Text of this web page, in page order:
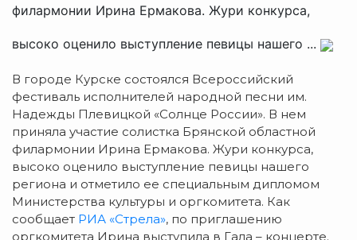
филармонии Ирина Ермакова. Жури конкурса,
высоко оценило выступление певицы нашего ...
В городе Курске состоялся Всероссийский
фестиваль исполнителей народной песни им.
Надежды Плевицкой «Солнце России». В нем
приняла участие солистка Брянской областной
филармонии Ирина Ермакова. Жури конкурса,
высоко оценило выступление певицы нашего
региона и отметило ее специальным дипломом
Министерства культуры и оргкомитета. Как
сообщает РИА «Стрела», по приглашению
оргкомитета Ирина выступила в Гала – концерте.